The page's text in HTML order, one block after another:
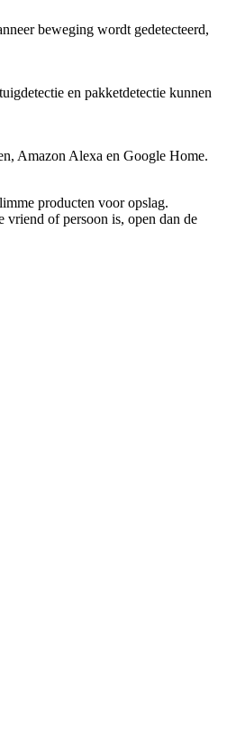
beweging wordt gedetecteerd,
en pakketdetectie kunnen
Amazon Alexa en Google Home.
producten voor opslag.
vriend of persoon is, open dan de